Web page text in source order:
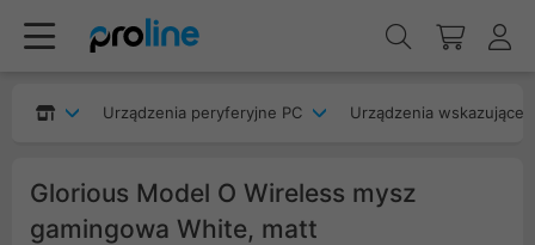
Urządzenia peryferyjne PC Urządzenia wskazujące
Glorious Model O Wireless mysz
gamingowa White, matt